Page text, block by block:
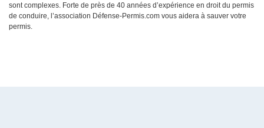
sont complexes. Forte de près de 40 années d’expérience en droit du permis
de conduire, l’association Défense-Permis.com vous aidera à sauver votre
permis.